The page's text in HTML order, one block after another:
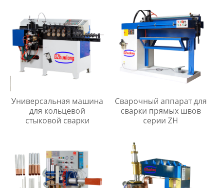
Универсальная машина
для кольцевой
стыковой сварки
Сварочный аппарат для
сварки прямых швов
серии ZH